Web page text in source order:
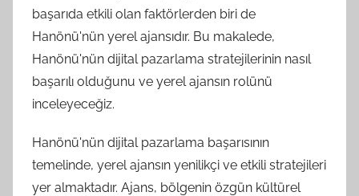
başarıda etkili olan faktörlerden biri de
Hanönü'nün yerel ajansıdır. Bu makalede,
Hanönü'nün dijital pazarlama stratejilerinin nasıl
başarılı olduğunu ve yerel ajansın rolünü
inceleyeceğiz.
Hanönü'nün dijital pazarlama başarısının
temelinde, yerel ajansın yenilikçi ve etkili stratejileri
yer almaktadır. Ajans, bölgenin özgün kültürel